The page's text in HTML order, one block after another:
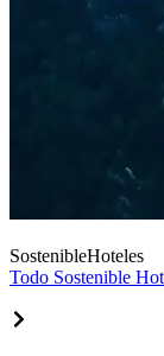
SostenibleHoteles
Todo Sostenible